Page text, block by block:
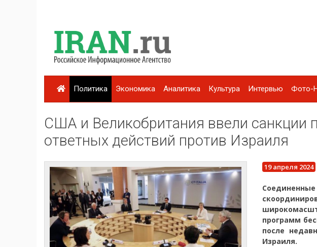
Политика Экономика Аналитика Культура Интервью Фото-
США и Великобритания ввели санкции
ответных действий против Израиля
19 апреля 2024
программ
после
Израиля.